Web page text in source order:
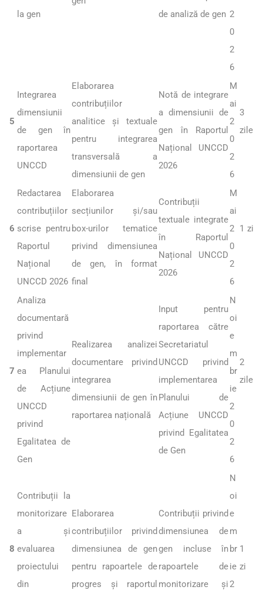
la gen
de analiză de gen 2
0
2
6
5
Integrarea
dimensiunii
de gen în
raportarea
UNCCD
Elaborarea
contribuțiilor
analitice și textuale
pentru integrarea
transversală a
dimensiunii de gen
Notă de integrare
a dimensiunii de
gen în Raportul
Național UNCCD
2026
M
ai
2
0
2
6
3
zile
6
Redactarea
contribuțiilor
scrise pentru
Raportul
Național
UNCCD 2026
Elaborarea
secțiunilor și/sau
box-urilor tematice
privind dimensiunea
de gen, în format
final
Contribuții
textuale integrate
în Raportul
Național UNCCD
2026
M
ai
2
0
2
6
1 zi
7
Analiza
documentară
privind
implementar
ea Planului
de Acțiune
UNCCD
privind
Egalitatea de
Gen
Realizarea analizei
documentare privind
integrarea
dimensiunii de gen în
raportarea națională
Input pentru
raportarea către
Secretariatul
UNCCD privind
implementarea
Planului de
Acțiune UNCCD
privind Egalitatea
de Gen
N
oi
e
m
br
ie
2
0
2
6
2
zile
8
Contribuții la
monitorizare
a și
evaluarea
proiectului
din
Elaborarea
contribuțiilor privind
dimensiunea de gen
pentru rapoartele de
progres și raportul
Contribuții privind
dimensiunea de
gen incluse în
rapoartele de
monitorizare și
N
oi
e
m
br
ie
2
1
zi